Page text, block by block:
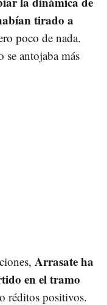
tirado a
poco de nada.
se antojaba más
Arrasate ha
en el tramo
réditos positivos.